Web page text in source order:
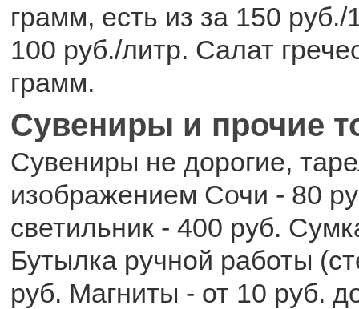
грамм, есть из за 150
100 руб./литр. Салат
грамм.
Сувениры и прочие
Сувениры не дорогие,
изображением Сочи - 80
светильник - 400 руб.
Бутылка ручной работы
руб. Магниты - от 10 руб.